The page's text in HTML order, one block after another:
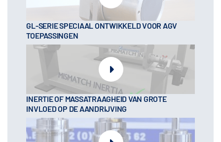
GL-SERIE SPECIAAL ONTWIKKELD VOOR AGV
TOEPASSINGEN
INERTIE OF MASSATRAAGHEID VAN GROTE
INVLOED OP DE AANDRIJVING